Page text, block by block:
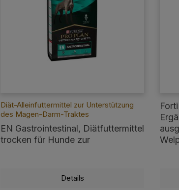
Diät-Alleinfuttermittel zur Unterstützung
des Magen-Darm-Traktes
EN Gastrointestinal, Diätfuttermittel
trocken für Hunde zur
Details